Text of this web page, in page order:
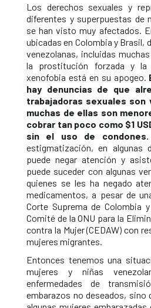
Los derechos sexuales y
diferentes y superpuestas de
se han visto muy afectados.
ubicadas en Colombia y Brasil,
venezolanas, incluidas
la prostitución forzada y la
xenofobia está en su apogeo.
hay denuncias de que
trabajadoras sexuales son
muchas de ellas son
cobrar tan poco como $1
sin el uso de condones.
estigmatización, en algunas
puede negar atención y
puede suceder con algunas
quienes se les ha negado
medicamentos, a pesar de
Corte Suprema de Colombia
Comité de la ONU para la
contra la Mujer (CEDAW) con
mujeres migrantes.
Entonces tenemos una
mujeres y niñas
enfermedades de
embarazos no deseados, sino